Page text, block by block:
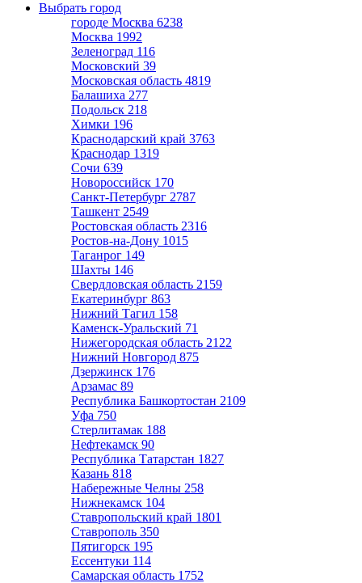
Выбрать город
городе Москва 6238
Москва 1992
Зеленоград 116
Московский 39
Московская область 4819
Балашиха 277
Подольск 218
Химки 196
Краснодарский край 3763
Краснодар 1319
Сочи 639
Новороссийск 170
Санкт-Петербург 2787
Ташкент 2549
Ростовская область 2316
Ростов-на-Дону 1015
Таганрог 149
Шахты 146
Свердловская область 2159
Екатеринбург 863
Нижний Тагил 158
Каменск-Уральский 71
Нижегородская область 2122
Нижний Новгород 875
Дзержинск 176
Арзамас 89
Республика Башкортостан 2109
Уфа 750
Стерлитамак 188
Нефтекамск 90
Республика Татарстан 1827
Казань 818
Набережные Челны 258
Нижнекамск 104
Ставропольский край 1801
Ставрополь 350
Пятигорск 195
Ессентуки 114
Самарская область 1752